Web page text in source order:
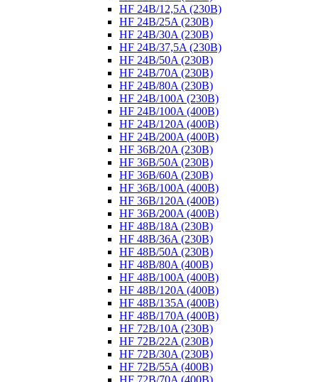
HF 24B/12,5A (230B)
HF 24B/25A (230B)
HF 24B/30A (230B)
HF 24B/37,5A (230B)
HF 24B/50A (230B)
HF 24B/70A (230B)
HF 24B/80A (230B)
HF 24B/100A (230B)
HF 24B/100A (400B)
HF 24B/120A (400B)
HF 24B/200A (400B)
HF 36B/20A (230B)
HF 36B/50A (230B)
HF 36B/60A (230B)
HF 36B/100A (400B)
HF 36B/120A (400B)
HF 36B/200A (400B)
HF 48B/18A (230B)
HF 48B/36A (230B)
HF 48B/50A (230B)
HF 48B/80A (400B)
HF 48B/100A (400B)
HF 48B/120A (400B)
HF 48B/135A (400B)
HF 48B/170A (400B)
HF 72B/10A (230B)
HF 72B/22A (230B)
HF 72B/30A (230B)
HF 72B/55A (400B)
HF 72B/70A (400B)